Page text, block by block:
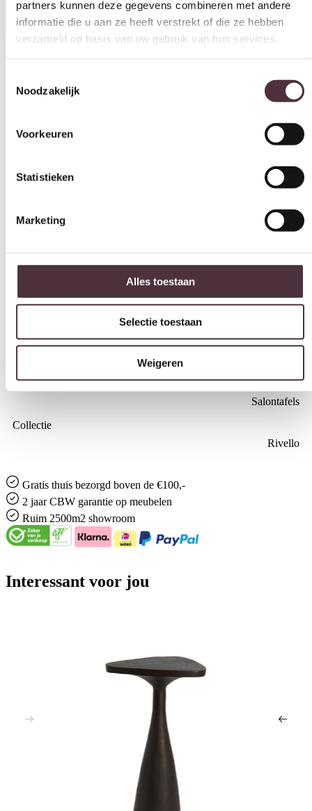
verzameld op basis van uw gebruik van hun services.
Toestemmingsselectie
Noodzakelijk
Voorkeuren
Selectie toestaan
Weigeren
Diepte (cm)
Hoogte (cm)
Materiaal
Mangohout
Kleur
Zwart
Gemonteerd geleverd
Nee (handgrepen en/of poten nog monteren)
Geadviseerd onderhoudsmiddel
Categorie
Salontafels
Collectie
Rivello
Gratis thuis bezorgd boven de €100,-
2 jaar CBW garantie op meubelen
Ruim 2500m2 showroom
Interessant voor jou